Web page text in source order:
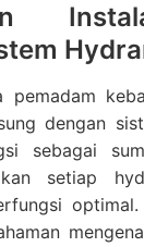
pemadam
dengan
sebagai
setiap
optimal.